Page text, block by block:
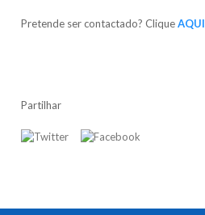
Pretende ser contactado? CliqueAQUI
Partilhar